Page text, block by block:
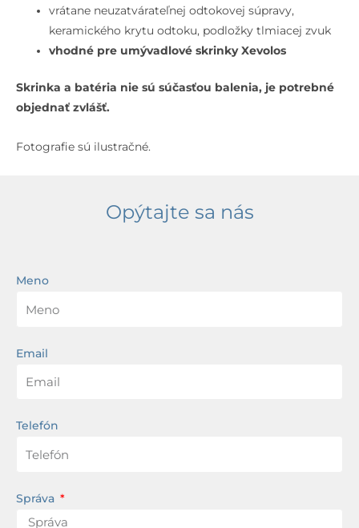
SmartClean,
vrátane neuzatvárateľnej odtokovej súpravy,
keramického krytu odtoku, podložky tlmiacej zvuk
vhodné pre umývadlové skrinky Xevolos
Skrinka a batéria nie sú súčasťou balenia, je potrebné
objednať zvlášť.
Fotografie sú ilustračné.
Opýtajte sa nás
Meno
Email
Telefón
Správa